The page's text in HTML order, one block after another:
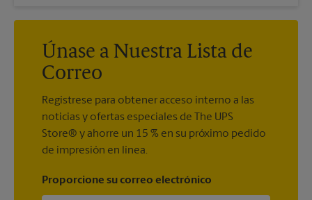
Únase a Nuestra Lista de
Correo
Regístrese para obtener acceso interno a las
noticias y ofertas especiales de The UPS
Store® y ahorre un 15 % en su próximo pedido
de impresión en línea.
Proporcione su correo electrónico